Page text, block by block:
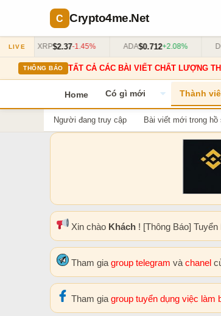
Crypto4me.Net
LIVE XRP$2.37-1.45% ADA$0.712+2.08%
THÔNG BÁO TẤT CẢ CÁC BÀI VIẾT CHẤT LƯỢNG
Home Có gì mới Thành
Người đang truy cập Bài viết mới trong hồ
Xin chào Khách ! [Thông Báo]
Tham gia group telegram và chanel
Tham gia group tuyển dụng việc làm